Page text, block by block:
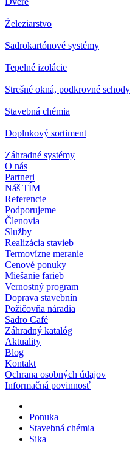
Železiarstvo
Sadrokartónové systémy
Tepelné izolácie
Strešné okná, podkrovné schody
Stavebná chémia
Doplnkový sortiment
Záhradné systémy
O nás
Partneri
Náš TÍM
Referencie
Podporujeme
Členovia
Služby
Realizácia stavieb
Termovízne meranie
Cenové ponuky
Miešanie farieb
Vernostný program
Doprava stavebnín
Požičovňa náradia
Sadro Café
Záhradný katalóg
Aktuality
Blog
Kontakt
Ochrana osobných údajov
Informačná povinnosť
Ponuka
Stavebná chémia
Sika